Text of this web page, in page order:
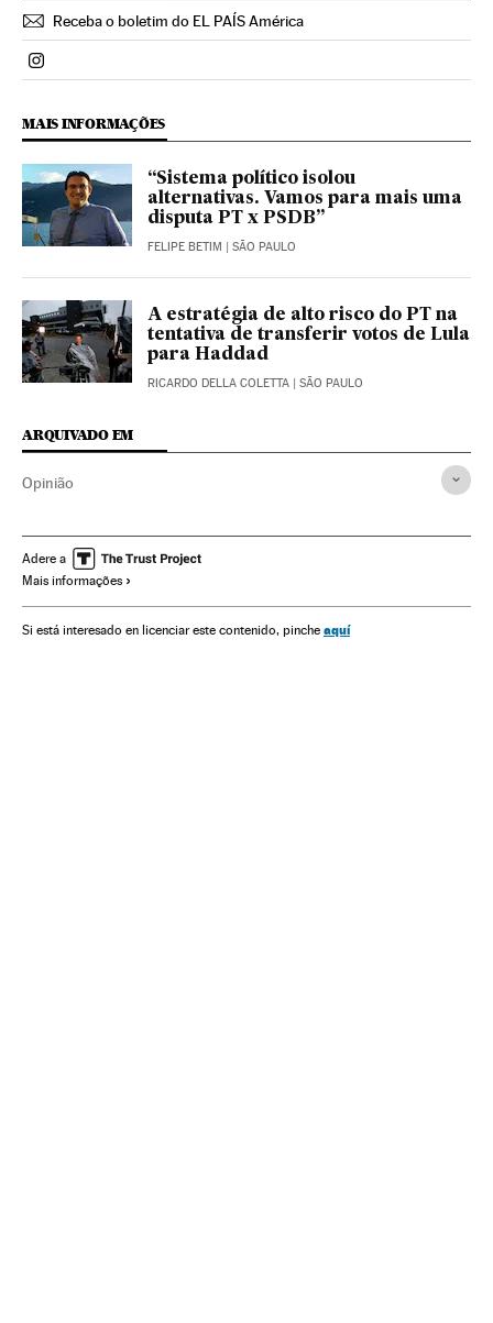
Receba o boletim do EL PAÍS América
Politica El País Brasil en Instagram
MAIS INFORMAÇÕES
“Sistema político isolou
alternativas. Vamos para mais uma
disputa PT x PSDB”
FELIPE BETIM | SÃO PAULO
A estratégia de alto risco do PT na
tentativa de transferir votos de Lula
para Haddad
RICARDO DELLA COLETTA | SÃO PAULO
ARQUIVADO EM
Opinião
Adere a
Mais informações
Si está interesado en licenciar este contenido, pinche aquí